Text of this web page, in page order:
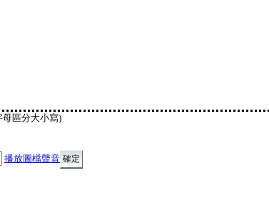
區分大小寫)
播放圖檔聲音